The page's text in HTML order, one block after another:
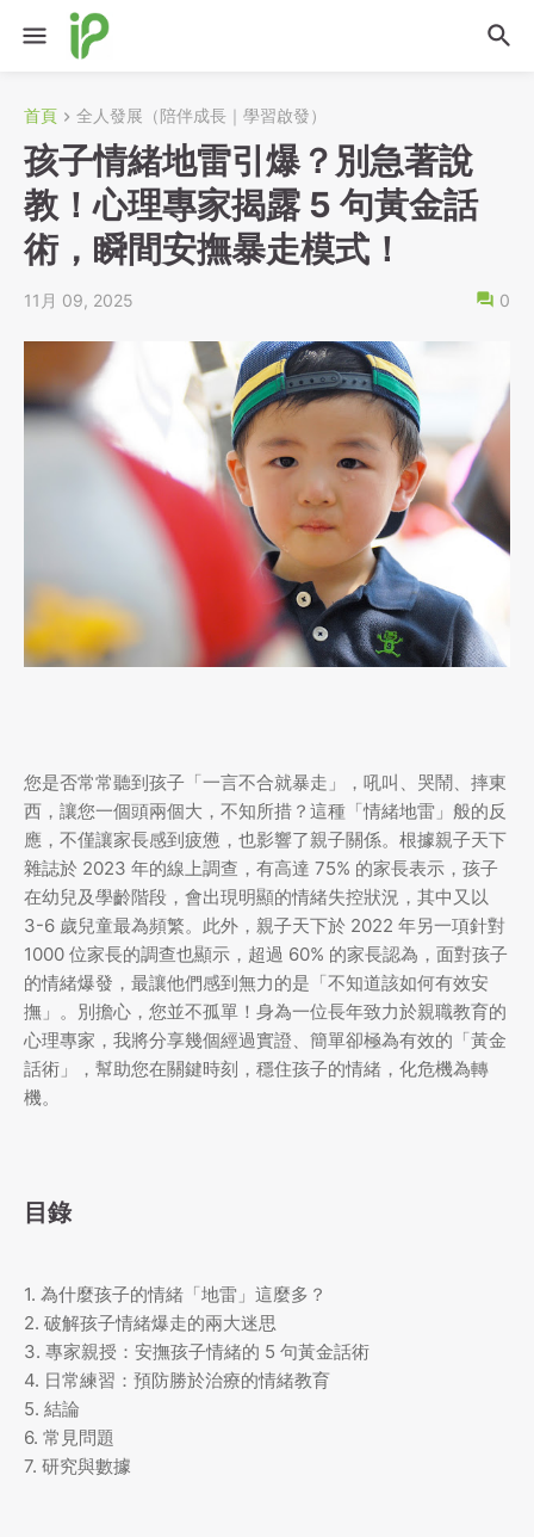
首頁 全人發展（陪伴成長｜學習啟發）
孩子情緒地雷引爆？別急著說
教！心理專家揭露 5 句黃金話
術，瞬間安撫暴走模式！
11月 09, 2025 0
您是否常常聽到孩子「一言不合就暴走」，吼叫、哭鬧、摔東
西，讓您一個頭兩個大，不知所措？這種「情緒地雷」般的反
應，不僅讓家長感到疲憊，也影響了親子關係。根據親子天下
雜誌於 2023 年的線上調查，有高達 75% 的家長表示，孩子
在幼兒及學齡階段，會出現明顯的情緒失控狀況，其中又以
3-6 歲兒童最為頻繁。此外，親子天下於 2022 年另一項針對
1000 位家長的調查也顯示，超過 60% 的家長認為，面對孩子
的情緒爆發，最讓他們感到無力的是「不知道該如何有效安
撫」。別擔心，您並不孤單！身為一位長年致力於親職教育的
心理專家，我將分享幾個經過實證、簡單卻極為有效的「黃金
話術」，幫助您在關鍵時刻，穩住孩子的情緒，化危機為轉
機。
目錄
1. 為什麼孩子的情緒「地雷」這麼多？
2. 破解孩子情緒爆走的兩大迷思
3. 專家親授：安撫孩子情緒的 5 句黃金話術
4. 日常練習：預防勝於治療的情緒教育
5. 結論
6. 常見問題
7. 研究與數據